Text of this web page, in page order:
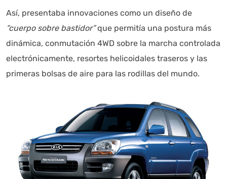
Así, presentaba innovaciones como un diseño de
“cuerpo sobre bastidor”que permitía una postura más
dinámica, conmutación 4WD sobre la marcha controlada
electrónicamente, resortes helicoidales traseros y las
primeras bolsas de aire para las rodillas del mundo.